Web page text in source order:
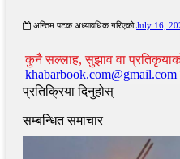
अन्तिम पटक अध्यावधिक गरिएको July 16,
कुनै सल्लाह, सुझाव वा
khabarbook.com@gmail.com
प्रतिक्रिया दिनुहोस्
सम्बन्धित समाचार